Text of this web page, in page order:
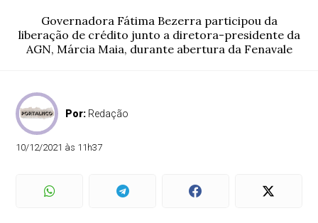
Governadora Fátima Bezerra participou da
liberação de crédito junto a diretora-presidente da
AGN, Márcia Maia, durante abertura da Fenavale
Por: Redação
10/12/2021 às 11h37